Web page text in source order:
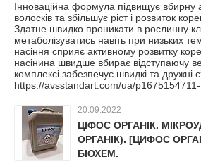
Інноваційна формула підвищує вбирну
волосків та збільшує ріст і розвиток
Здатне швидко проникати в рослинну
метаболізуватись навіть при низьких
насіння сприяє активному розвитку
насінина швидше вбирає відступаючу
комплексі забезпечує швидкі та дружні
https://avsstandart.com/ua/
20.09.2022
ЦІФОС ОРГАНІК.
ОРГАНІК). [ЦИФОС
БІОХЕМ.